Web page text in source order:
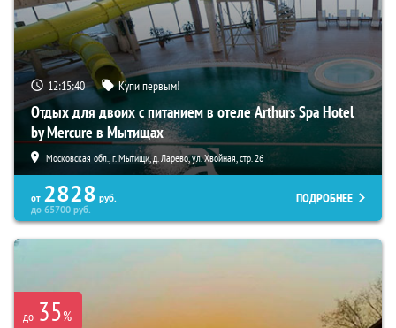
12:15:38 Купи первым!
Отдых для двоих с питанием в отеле Arthurs Spa Hotel
by Mercure в Мытищах
Московская обл., г. Мытищи, д. Ларево, ул. Хвойная, стр. 26
от 2828 руб.
до65700руб.
ПОДРОБНЕЕ
до 35%